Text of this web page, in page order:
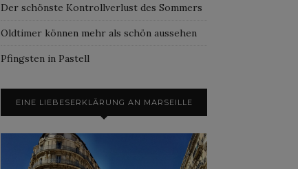
Der schönste Kontrollverlust des Sommers
Oldtimer können mehr als schön aussehen
Pfingsten in Pastell
EINE LIEBESERKLÄRUNG AN MARSEILLE